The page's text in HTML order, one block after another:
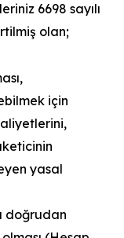
6698 sayılı
olan;
için
yasal
doğrudan